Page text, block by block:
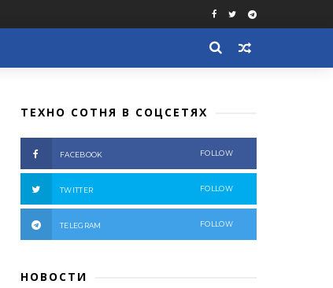
ТЕХНО СОТНЯ В СОЦСЕТЯХ
FACEBOOK FOLLOW
TWITTER FOLLOW
TELEGRAM FOLLOW
НОВОСТИ